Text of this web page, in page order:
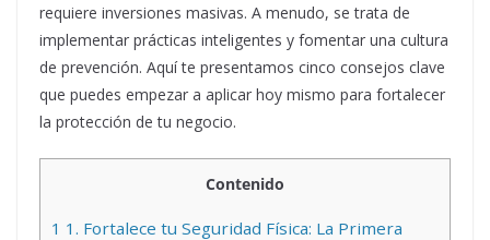
requiere inversiones masivas. A menudo, se trata de
implementar prácticas inteligentes y fomentar una cultura
de prevención. Aquí te presentamos cinco consejos clave
que puedes empezar a aplicar hoy mismo para fortalecer
la protección de tu negocio.
Contenido
1 1. Fortalece tu Seguridad Física: La Primera